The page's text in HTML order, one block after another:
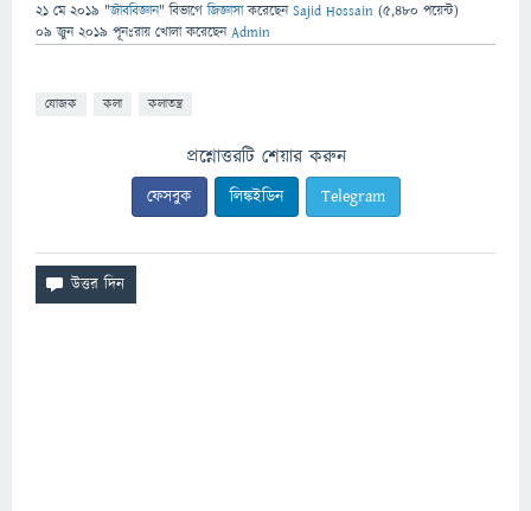
21 মে 2019 "জীববিজ্ঞান" বিভাগে জিজ্ঞাসাকরেছেনSajid Hossain (5,480 পয়েন্ট)
09 জুন 2019 পূনঃরায় খোলা করেছেনAdmin
যোজক কলা কলাতন্ত্র
প্রশ্নোত্তরটি শেয়ার করুন
ফেসবুক লিঙ্কইডিন Telegram